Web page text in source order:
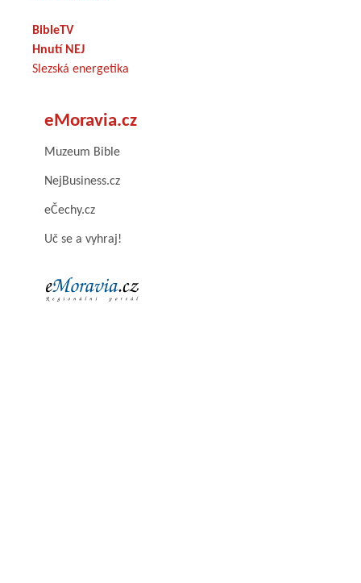
BibleTV
Hnutí NEJ
Slezská energetika
eMoravia.cz
Muzeum Bible
NejBusiness.cz
eČechy.cz
Uč se a vyhraj!